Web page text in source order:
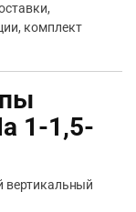
комплект
1-1,5-
вертикальный